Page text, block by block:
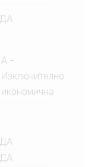
ДА
A -
Изключително
икономична
ДА
ДА